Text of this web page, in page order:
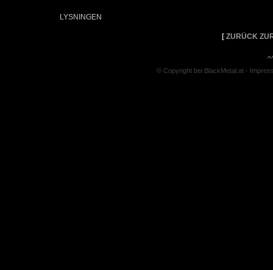
LYSNINGEN
[ ZURÜCK
© Copyright bei BlackMetal.at -